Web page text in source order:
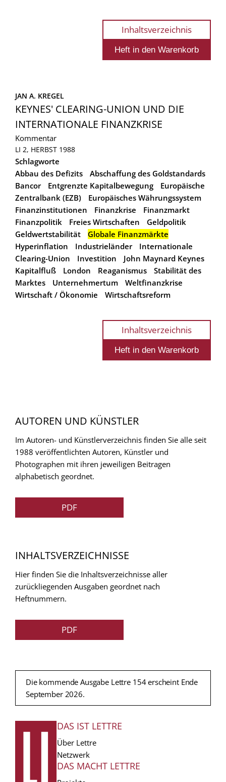
Inhaltsverzeichnis
JAN A. KREGEL
KEYNES' CLEARING-UNION UND DIE
INTERNATIONALE FINANZKRISE
Kommentar
LI 2, HERBST 1988
Schlagworte
Abbau des Defizits
Abschaffung des Goldstandards
Bancor
Entgrenzte Kapitalbewegung
Europäische
Zentralbank (EZB)
Europäisches Währungssystem
Finanzinstitutionen
Finanzkrise
Finanzmarkt
Finanzpolitik
Freies Wirtschaften
Geldpolitik
Geldwertstabilität
Globale Finanzmärkte
Hyperinflation
Industrieländer
Internationale
Clearing-Union
Investition
John Maynard Keynes
Kapitalfluß
London Reaganismus
Stabilität des
Marktes
Unternehmertum
Weltfinanzkrise
Wirtschaft / Ökonomie
Wirtschaftsreform
Inhaltsverzeichnis
AUTOREN UND KÜNSTLER
Im Autoren- und Künstlerverzeichnis finden Sie alle seit
1988 veröffentlichten Autoren, Künstler und
Photographen mit ihren jeweiligen Beitragen
alphabetisch geordnet.
PDF
INHALTSVERZEICHNISSE
Hier finden Sie die Inhaltsverzeichnisse aller
zurückliegenden Ausgaben geordnet nach
Heftnummern.
PDF
Die kommende Ausgabe Lettre 154 erscheint Ende
September 2026.
FUSSZEILE
DAS IST LETTRE
Über Lettre
Netzwerk
DAS MACHT LETTRE